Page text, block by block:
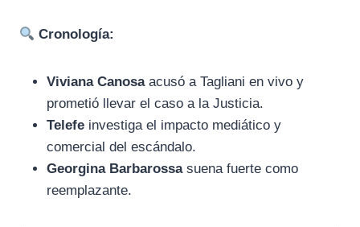
Cronología:
Viviana Canosaacusó a Tagliani en vivo y
prometió llevar el caso a la Justicia.
Telefe investiga el impacto mediático y
comercial del escándalo.
Georgina Barbarossasuena fuerte como
reemplazante.